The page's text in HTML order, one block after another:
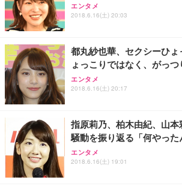
エンタメ
2018.6.16(土) 20:03
都丸紗也華、セクシーひ
ょっこりではなく、がっつ
エンタメ
2018.6.16(土) 20:17
指原莉乃、柏木由紀、山
騒動を振り返る「何やった
エンタメ
2018.6.16(土) 19:01